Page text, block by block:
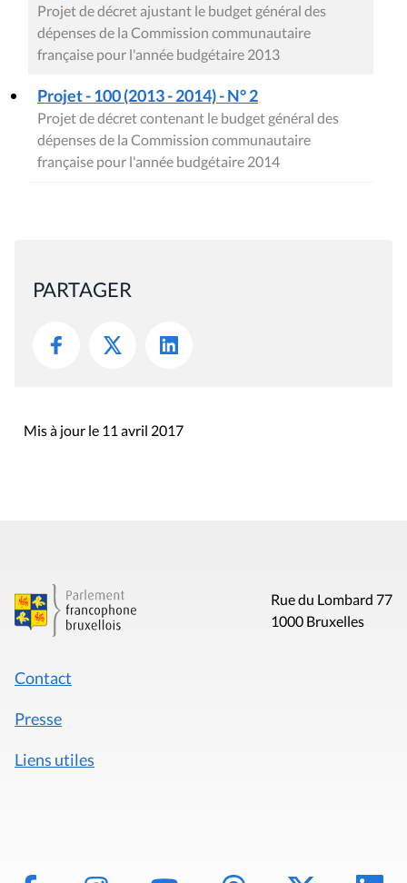
Projet de décret ajustant le budget général des
dépenses de la Commission communautaire
française pour l'année budgétaire 2013
Projet - 100 (2013 - 2014) - N° 2
Projet de décret contenant le budget général des
dépenses de la Commission communautaire
française pour l'année budgétaire 2014
PARTAGER
Mis à jour le 11 avril 2017
Rue du Lombard 77
1000 Bruxelles
Contact
Presse
Liens utiles